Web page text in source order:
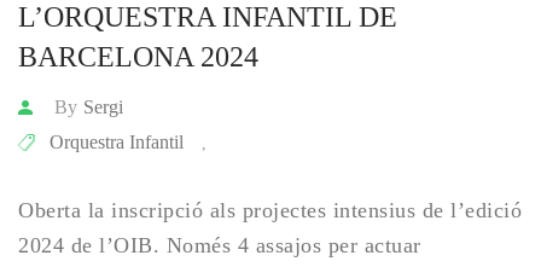
L’ORQUESTRA INFANTIL DE
BARCELONA 2024
By Sergi
Orquestra Infantil
Oberta la inscripció als projectes intensius de l’edició
2024 de l’OIB. Només 4 assajos per actuar